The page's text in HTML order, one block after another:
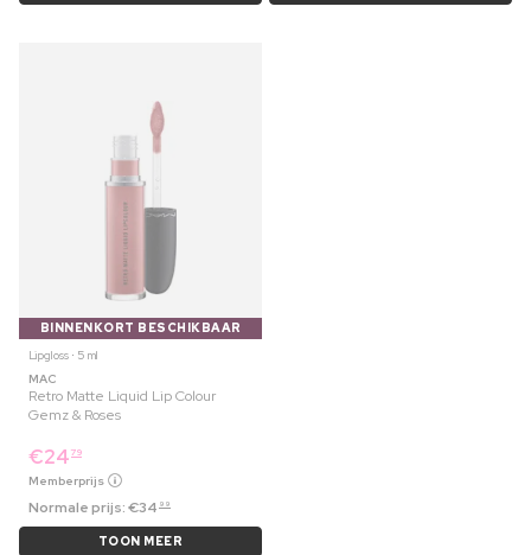
BINNENKORT BESCHIKBAAR
Lipgloss ⋅ 5 ml
MAC
Retro Matte Liquid Lip Colour
Gemz & Roses
€24 79
Memberprijs
Normale prijs:€34 99
TOON MEER